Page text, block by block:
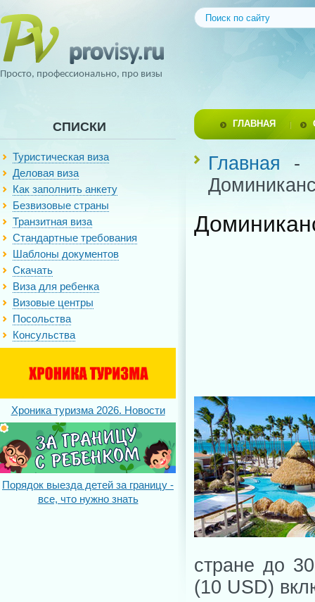
Просто, профессионально, про визы
СПИСКИ
Туристическая виза
Деловая виза
Как заполнить анкету
Безвизовые страны
Транзитная виза
Стандартные требования
Шаблоны документов
Скачать
Виза для ребенка
Визовые центры
Посольства
Консульства
Хроника туризма 2026. Новости
Порядок выезда детей за границу -
все, что нужно знать
ГЛАВНАЯ
Главная -
стране до
(10 USD)